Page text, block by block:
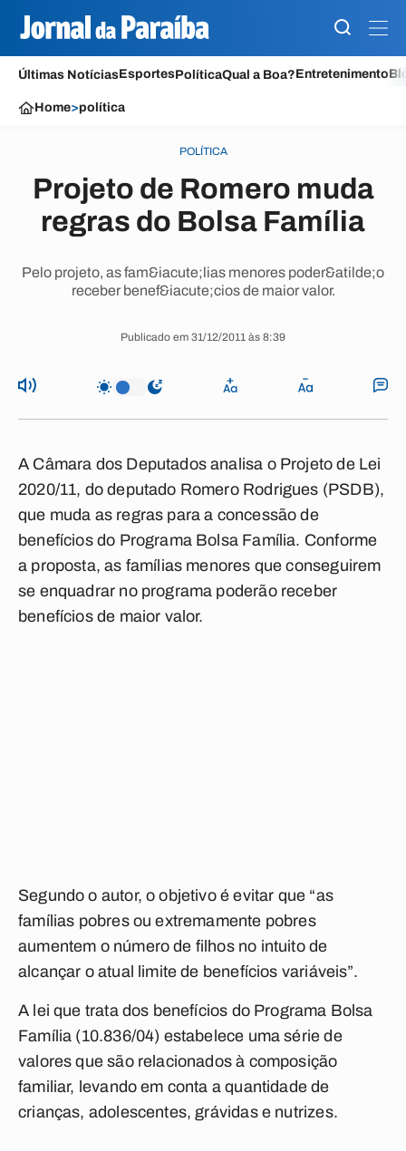
Últimas NotíciasEsportesPolíticaQual a Boa?Entretenimento
Home>política
POLÍTICA
Projeto de Romero muda
regras do Bolsa Família
Pelo projeto, as fam&iacute;lias menores poder&atilde;o
receber benef&iacute;cios de maior valor.
Publicado em 31/12/2011 às 8:39
A Câmara dos Deputados analisa o Projeto de Lei
2020/11, do deputado Romero Rodrigues (PSDB),
que muda as regras para a concessão de
benefícios do Programa Bolsa Família. Conforme
a proposta, as famílias menores que conseguirem
se enquadrar no programa poderão receber
benefícios de maior valor.
Segundo o autor, o objetivo é evitar que “as
famílias pobres ou extremamente pobres
aumentem o número de filhos no intuito de
alcançar o atual limite de benefícios variáveis”.
A lei que trata dos benefícios do Programa Bolsa
Família (10.836/04) estabelece uma série de
valores que são relacionados à composição
familiar, levando em conta a quantidade de
crianças, adolescentes, grávidas e nutrizes.